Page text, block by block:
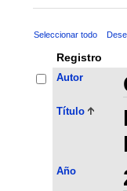
Seleccionar todo
Registro
Autor
Título
Año